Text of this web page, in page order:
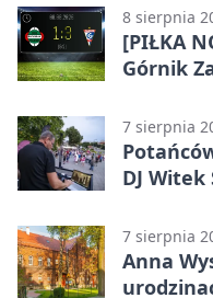
8 sierpnia
[PIŁKA
Górnik
Federico
7 sierpnia
DJ
7 sierpnia
Anna